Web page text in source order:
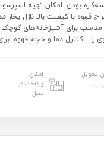
قهوه با کیفیت بالا نازل
برای آشپزخانه‌های کوچک
کنترل دما و حجم قهوه:
تحویل
امکان
پرداخت در
محل